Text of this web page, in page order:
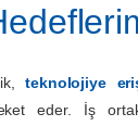
teknolojiye
eder. İş